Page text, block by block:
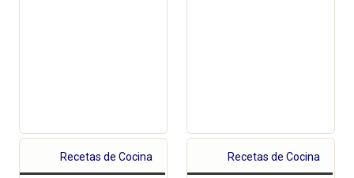
Recetas de Cocina Recetas de Cocina